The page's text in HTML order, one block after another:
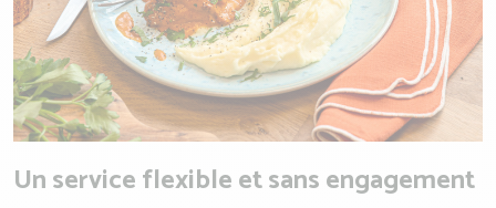
Un service flexible et sans engagement